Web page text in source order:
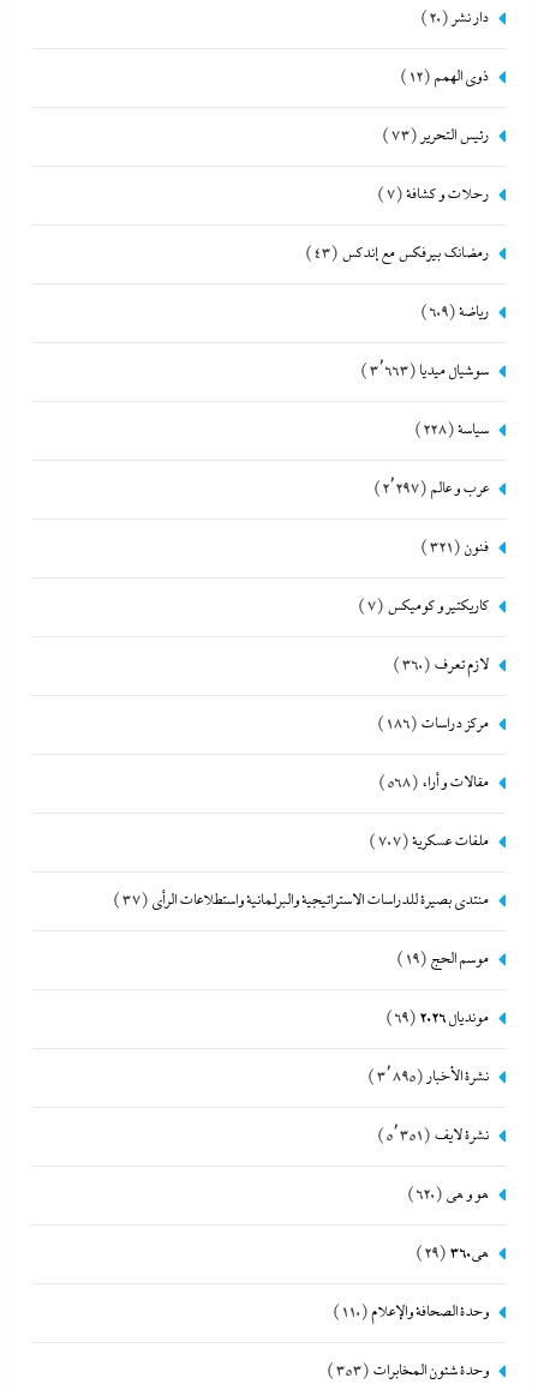
دار نشر (20)
ذوى الهمم (12)
رئيس التحرير (73)
رحلات و كشافة(7)
رمضانك بيرفكس مع إندكس (43)
رياضة(609)
سوشيال ميديا (3٬663)
سياسة(228)
عرب و عالم (2٬297)
فنون (321)
كاريكتير و كوميكس (7)
لازم تعرف (360)
مركز دراسات (186)
مقالات و أراء (568)
ملفات عسكرية(707)
منتدى بصيرة للدراسات الاستراتيجية والبرلمانية واستطلاعات الرأى (37)
موسم الحج (19)
مونديال 2026 (69)
نشرة الأخبار (3٬895)
نشرة لايف (5٬351)
هو و هي (620)
هى360 (29)
وحدة الصحافة والإعلام(110)
وحدة شئون المخابرات (353)